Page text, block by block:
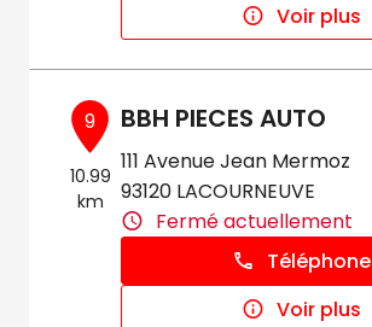
Voir plus
9
10.99
km
BBH PIECES AUTO
111 Avenue Jean Mermoz
93120 LACOURNEUVE
Fermé actuellement
Téléphone
Voir plus